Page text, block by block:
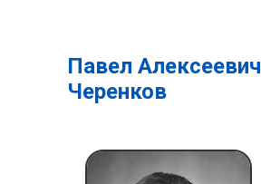
Павел Алексеевич
Черенков